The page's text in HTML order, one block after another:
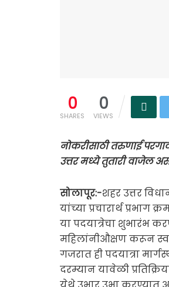
0
SHARES
0
VIEWS
नोकरीसाठी तरुणाई
उत्तर मध्ये तुतारी वाजेल
सोलापूर:-शहर उत्तर
यांच्या प्रचारार्थ
या पदयात्रेचा शुभारंभ
महिलांनीऔक्षण करून
गजरात ही पदयात्रा
दरम्यान यावेळी